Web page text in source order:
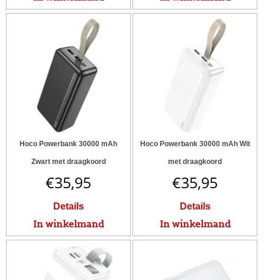
Hoco Powerbank 30000 mAh
Zwart met draagkoord
€35,95
Details
In winkelmand
Hoco Powerbank 30000 mAh Wit
met draagkoord
€35,95
Details
In winkelmand